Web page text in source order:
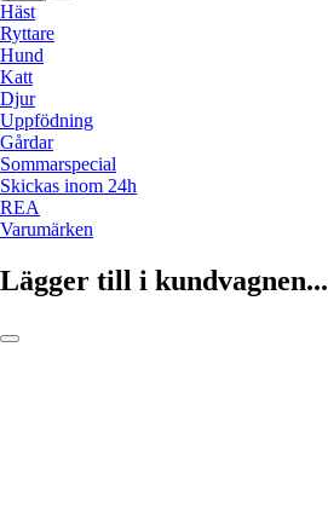
Häst
Ryttare
Hund
Katt
Djur
Uppfödning
Gårdar
Sommarspecial
Skickas inom 24h
REA
Varumärken
Lägger till i kundvagnen...